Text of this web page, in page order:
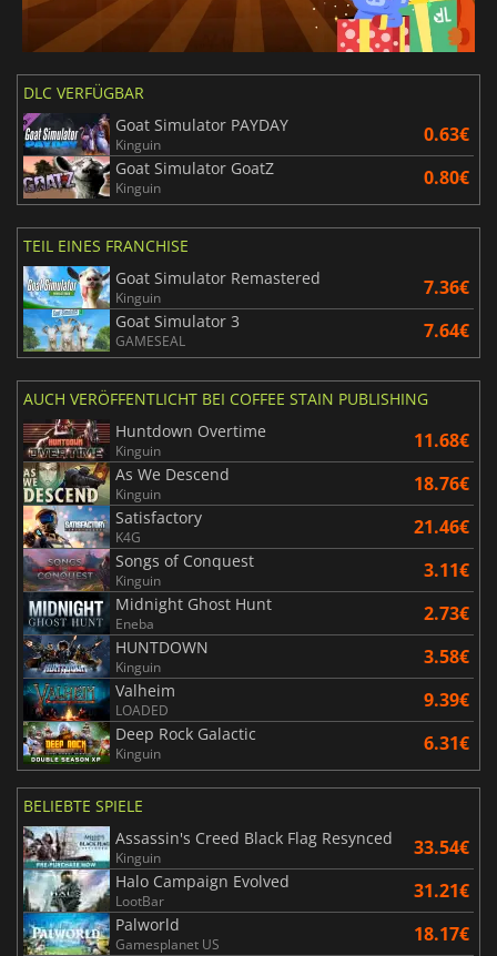
DLC VERFÜGBAR
Goat Simulator PAYDAY
Kinguin 0.63€
Goat Simulator GoatZ
Kinguin 0.80€
TEIL EINES FRANCHISE
Goat Simulator Remastered
Kinguin 7.36€
Goat Simulator 3
GAMESEAL 7.64€
AUCH VERÖFFENTLICHT BEI COFFEE STAIN PUBLISHING
Huntdown Overtime
Kinguin 11.68€
As We Descend
Kinguin 18.76€
Satisfactory
K4G 21.46€
Songs of Conquest
Kinguin 3.11€
Midnight Ghost Hunt
Eneba 2.73€
HUNTDOWN
Kinguin 3.58€
Valheim
LOADED 9.39€
Deep Rock Galactic
Kinguin 6.31€
BELIEBTE SPIELE
Assassin's Creed Black Flag Resynced
Kinguin 33.54€
Halo Campaign Evolved
LootBar 31.21€
Palworld
Gamesplanet US 18.17€